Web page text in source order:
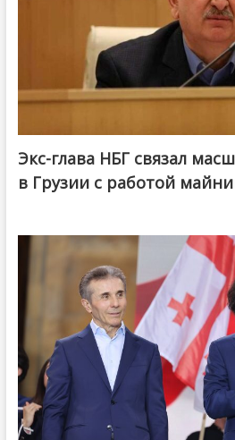
Экс-глава НБГ связал
в Грузии с работой